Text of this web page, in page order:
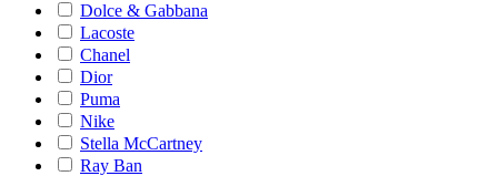
Dolce & Gabbana
Lacoste
Chanel
Dior
Puma
Nike
Stella McCartney
Ray Ban